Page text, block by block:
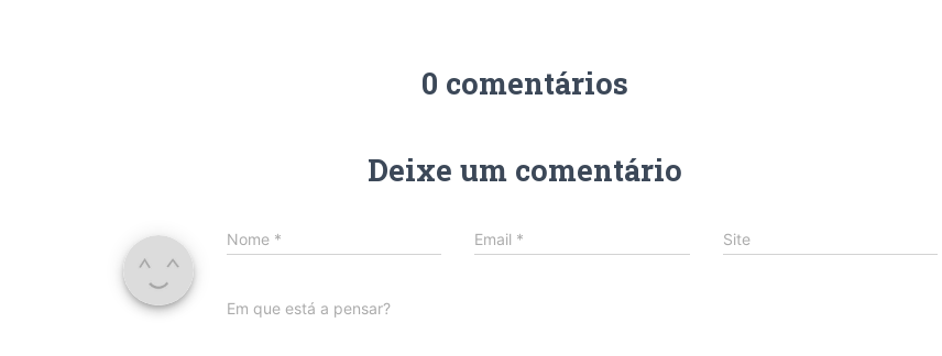
0 comentários
Deixe um comentário
Nome * Email * Site
Em que está a pensar?